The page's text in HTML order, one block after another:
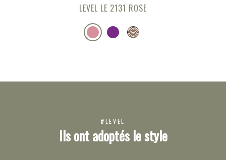
LEVEL LE 2131 ROSE
#LEVEL
Ils ont adoptés le style